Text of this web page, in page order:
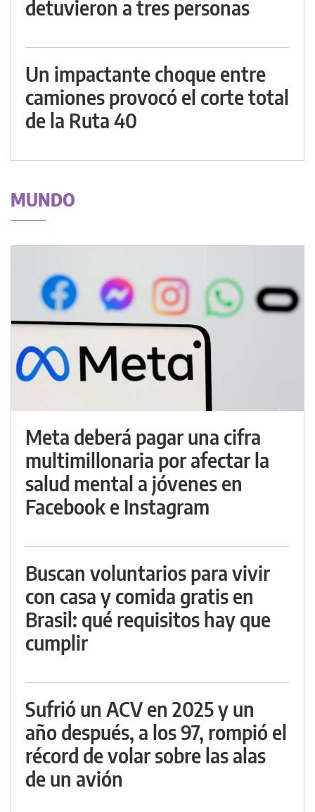
detuvieron a tres personas
Un impactante choque entre
camiones provocó el corte total
de la Ruta 40
MUNDO
Meta deberá pagar una cifra
multimillonaria por afectar la
salud mental a jóvenes en
Facebook e Instagram
Buscan voluntarios para vivir
con casa y comida gratis en
Brasil: qué requisitos hay que
cumplir
Sufrió un ACV en 2025 y un
año después, a los 97, rompió el
récord de volar sobre las alas
de un avión